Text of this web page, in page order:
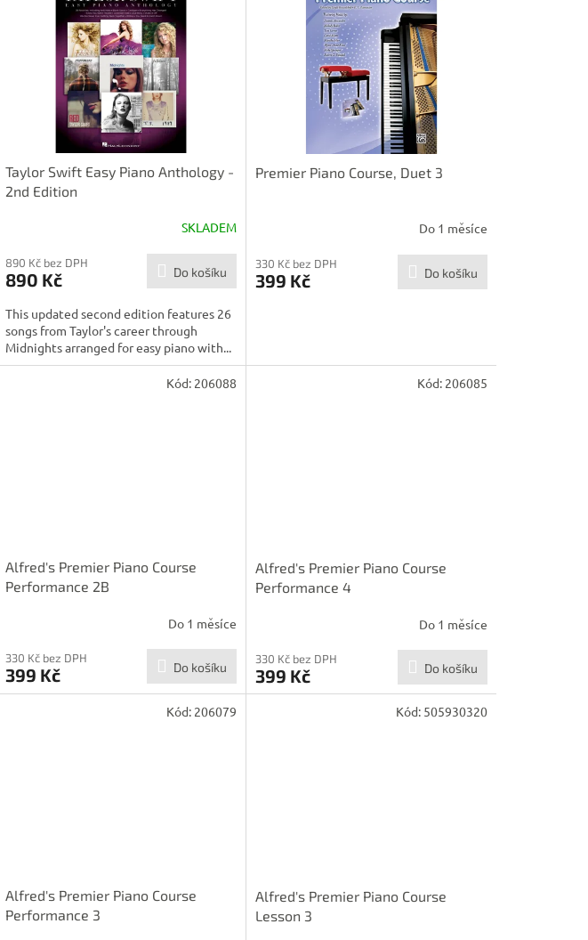
Taylor Swift Easy Piano Anthology -
2nd Edition
SKLADEM
890 Kč bez DPH
890 Kč Do košíku
This updated second edition features 26
songs from Taylor's career through
Midnights arranged for easy piano with...
Premier Piano Course, Duet 3
Do 1 měsíce
330 Kč bez DPH
399 Kč Do košíku
Alfred's Premier Piano Course
Performance 2B
Do 1 měsíce
330 Kč bez DPH
399 Kč Do košíku
Kód: 206088
Alfred's Premier Piano Course
Performance 4
Do 1 měsíce
330 Kč bez DPH
399 Kč Do košíku
Kód: 206085
Alfred's Premier Piano Course
Performance 3
Kód: 206079
Alfred's Premier Piano Course
Lesson 3
Kód: 505930320